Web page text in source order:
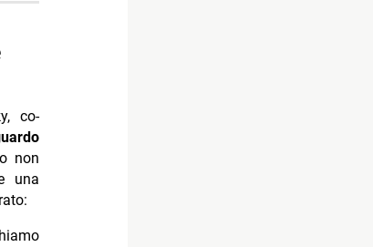
co-
non
una